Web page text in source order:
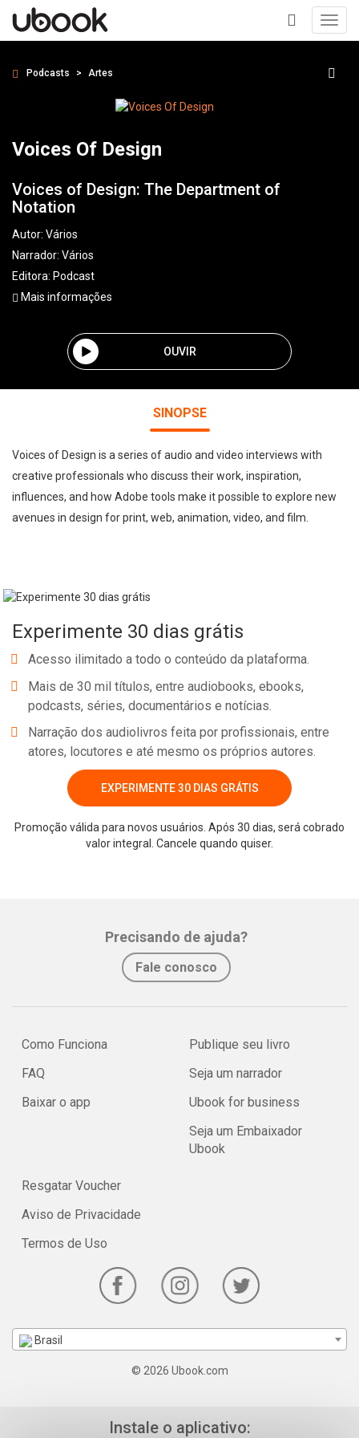
+
Podcasts Artes
Voices Of Design
Voices of Design: The Department of
Notation
Autor: Vários
Narrador: Vários
Editora: Podcast
Mais informações
OUVIR
SINOPSE
Voices of Design is a series of audio and video interviews with
creative professionals who discuss their work, inspiration,
influences, and how Adobe tools make it possible to explore new
avenues in design for print, web, animation, video, and film.
Experimente 30 dias grátis
Acesso ilimitado a todo o conteúdo da plataforma.
Mais de 30 mil títulos, entre audiobooks, ebooks,
podcasts, séries, documentários e notícias.
Narração dos audiolivros feita por profissionais, entre
atores, locutores e até mesmo os próprios autores.
EXPERIMENTE 30 DIAS GRÁTIS
Promoção válida para novos usuários. Após 30 dias, será cobrado
valor integral. Cancele quando quiser.
Precisando de ajuda?
Fale conosco
Como Funciona
FAQ
Baixar o app
Publique seu livro
Seja um narrador
Ubook for business
Seja um Embaixador
Ubook
Resgatar Voucher
Aviso de Privacidade
Termos de Uso
Brasil
© 2026 Ubook.com
Instale o aplicativo: